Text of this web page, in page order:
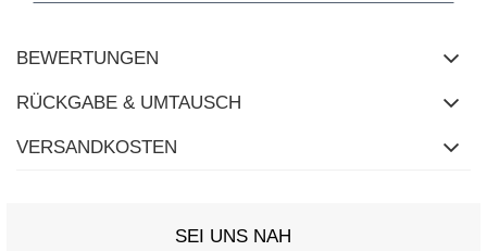
BEWERTUNGEN
RÜCKGABE & UMTAUSCH
VERSANDKOSTEN
SEI UNS NAH